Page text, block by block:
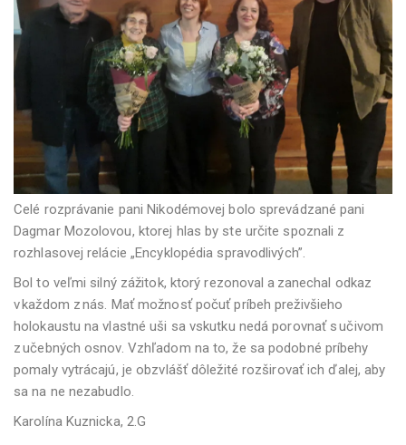
Celé rozprávanie pani Nikodémovej bolo sprevádzané pani
Dagmar Mozolovou, ktorej hlas by ste určite spoznali z
rozhlasovej relácie „Encyklopédia spravodlivých”.
Bol to veľmi silný zážitok, ktorý rezonoval a zanechal odkaz
v každom z nás. Mať možnosť počuť príbeh preživšieho
holokaustu na vlastné uši sa vskutku nedá porovnať s učivom
z učebných osnov. Vzhľadom na to, že sa podobné príbehy
pomaly vytrácajú, je obzvlášť dôležité rozširovať ich ďalej, aby
sa na ne nezabudlo.
Karolína Kuznicka, 2.G